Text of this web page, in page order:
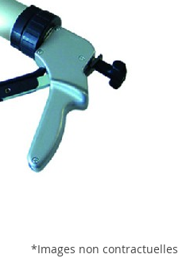
*Images non contractuelles